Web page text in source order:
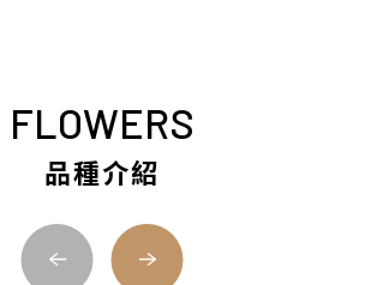
FLOWERS
品種介紹